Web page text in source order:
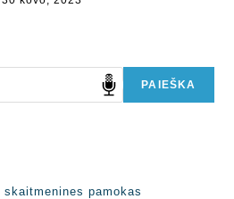
PAIEŠKA
pamokas